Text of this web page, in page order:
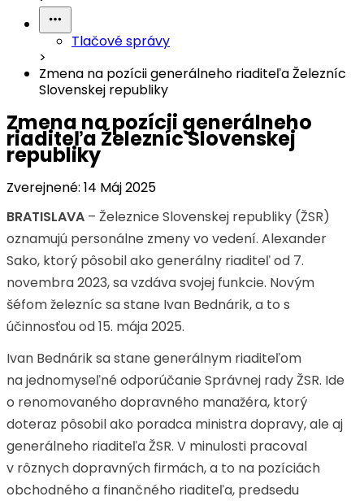
Tlačové správy
>
Zmena na pozícii generálneho riaditeľa Železníc
Slovenskej republiky
Zmena na pozícii generálneho
riaditeľa Železníc Slovenskej
republiky
Zverejnené: 14 Máj 2025
BRATISLAVA – Železnice Slovenskej republiky (ŽSR)
oznamujú personálne zmeny vo vedení. Alexander
Sako, ktorý pôsobil ako generálny riaditeľ od 7.
novembra 2023, sa vzdáva svojej funkcie. Novým
šéfom železníc sa stane Ivan Bednárik, a to s
účinnosťou od 15. mája 2025.
Ivan Bednárik sa stane generálnym riaditeľom
na jednomyseľné odporúčanie Správnej rady ŽSR. Ide
o renomovaného dopravného manažéra, ktorý
doteraz pôsobil ako poradca ministra dopravy, ale aj
generálneho riaditeľa ŽSR. V minulosti pracoval
v rôznych dopravných firmách, a to na pozíciách
obchodného a finančného riaditeľa, predsedu